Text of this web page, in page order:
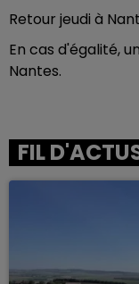
Retour jeudi à
En cas d'égalité,
Nantes.
FIL